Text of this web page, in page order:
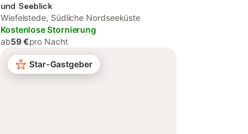
und Seeblick
Wiefelstede, Südliche Nordseeküste
Kostenlose Stornierung
ab59 €pro Nacht
Star-Gastgeber